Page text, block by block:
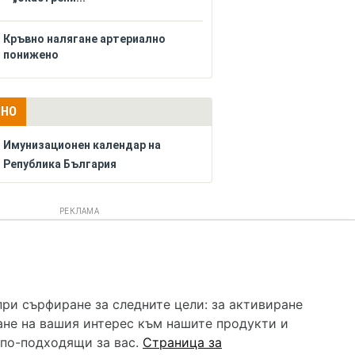
Кръвно налягане артериално
понижено
Имунизационен календар на
Република България
РЕКЛАМА
все че се полагат всички усилия за обновяване и
и самолечението могат да бъдат опасни за
помощ!
сърфиране за следните цели: за активиране
на вашия интерес към нашите продукти и
подходящи за вас. Страница за